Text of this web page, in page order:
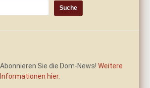
Abonnieren Sie die Dom-News!Weitere
Informationen hier.